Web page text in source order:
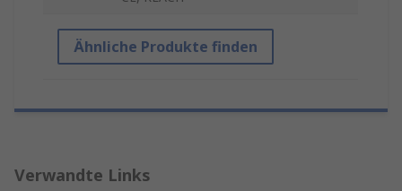
Ähnliche Produkte finden
Verwandte Links